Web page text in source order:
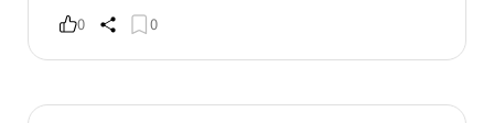
0 0